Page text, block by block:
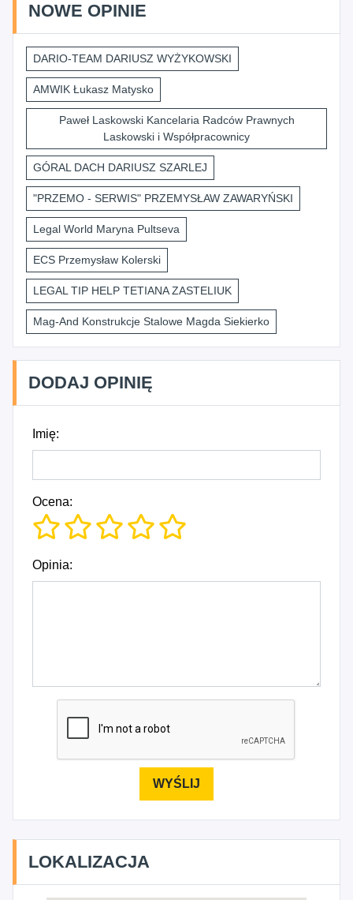
NOWE OPINIE
DARIO-TEAM DARIUSZ WYŻYKOWSKI
AMWIK Łukasz Matysko
Paweł Laskowski Kancelaria Radców Prawnych
Laskowski i Współpracownicy
GÓRAL DACH DARIUSZ SZARLEJ
"PRZEMO - SERWIS" PRZEMYSŁAW ZAWARYŃSKI
Legal World Maryna Pultseva
ECS Przemysław Kolerski
LEGAL TIP HELP TETIANA ZASTELIUK
Mag-And Konstrukcje Stalowe Magda Siekierko
DODAJ OPINIĘ
Imię:
Ocena:
Opinia:
LOKALIZACJA